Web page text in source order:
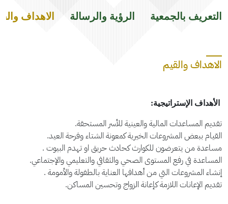
التعريف بالجمعية الرؤية والرسالة الاهداف
الاهداف والقيم
الأهداف الإستراتيجية:
تقديم المساعدات المالية والعينية للأسر المستحقة.
القيام ببعض المشروعات الخيرية كمعونة الشتاء وفرحة العيد.
مساعدة من يتعرضون للكوارث كحادث حريق او تهدم البيوت .
المساعدة في رفع المستوى الصحي والثقافي والتعليمي والإجتماعي.
إنشاء المشروعات التي من أهدافها العناية بالطفولة والأمومة .
تقديم الإعانات اللازمة كإعانة الزواج وتحسين المساكن.